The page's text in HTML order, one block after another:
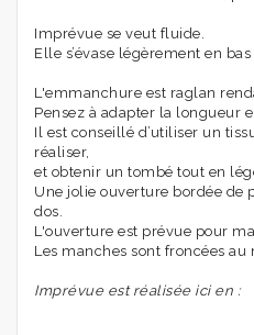
Imprévue se veut fluide.
Elle s’évase légèrement en
L'emmanchure est raglan
Pensez à adapter la longueur
Il est conseillé d’utiliser un
réaliser,
et obtenir un tombé tout en
Une jolie ouverture bordée de
dos.
L'ouverture est prévue pour
Les manches sont froncées au
Imprévue est réalisée ici en :